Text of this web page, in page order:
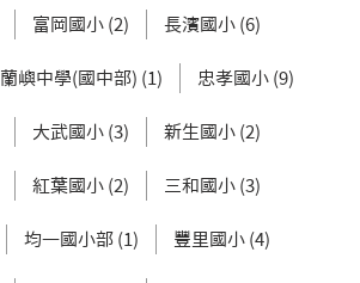
富岡國小 (2) 長濱國小 (6)
蘭嶼中學(國中部) (1) 忠孝國小 (9)
大武國小 (3) 新生國小 (2)
紅葉國小 (2) 三和國小 (3)
均一國小部 (1) 豐里國小 (4)